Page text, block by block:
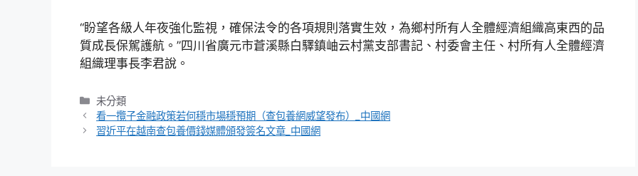
“盼望各級人年夜強化監視，確保法令的各項規則落實生效，為鄉村所有人全體經濟組織高東西的品
質成長保駕護航。”四川省廣元市蒼溪縣白驛鎮岫云村黨支部書記、村委會主任、村所有人全體經濟
組織理事長李君說。
分
類
未分類
看一攬子金融政策若何穩市場穩預期（查包養網威望發布）_中國網
習近平在越南查包養價錢媒體頒發簽名文章_中國網